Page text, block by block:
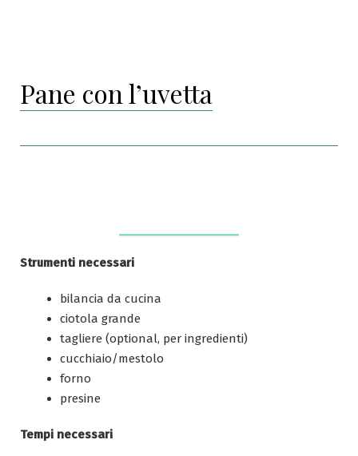
Pane con l’uvetta
Strumenti necessari
bilancia da cucina
ciotola grande
tagliere (optional, per ingredienti)
cucchiaio/mestolo
forno
presine
Tempi necessari